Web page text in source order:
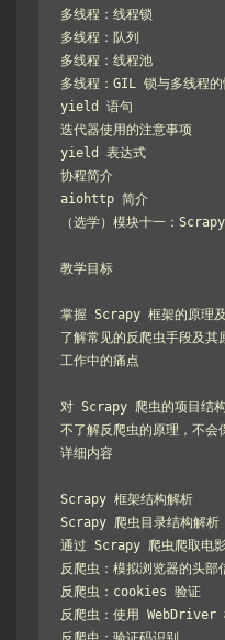
多线程：线程锁
多线程：队列
多线程：线程池
多线程：GIL 锁与多线程的
yield 语句
迭代器使用的注意事项
yield 表达式
协程简介
aiohttp 简介
（选学）模块十一：
教学目标
掌握 Scrapy 框架的原理
了解常见的反爬虫手段及其
工作中的痛点
对 Scrapy 爬虫的项目结
不了解反爬虫的原理，不会
详细内容
Scrapy 框架结构解析
Scrapy 爬虫目录结构解析
通过 Scrapy 爬虫爬取电
反爬虫：模拟浏览器的头部
反爬虫：cookies 验证
反爬虫：使用 WebDriver